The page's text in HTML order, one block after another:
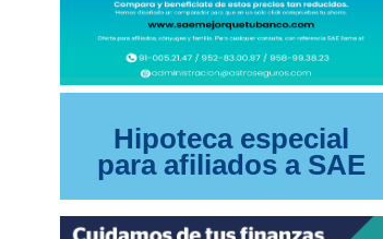
Hipoteca especial
para afiliados a SAE